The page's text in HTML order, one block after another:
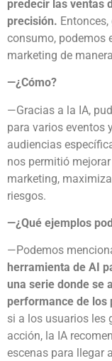
predecir las ventas
precisión.
consumo, podemos
marketing de
—¿Cómo?
—Gracias a la IA,
para varios eventos
audiencias
nos permitió
marketing,
riesgos.
—¿Qué ejemplos
—Podemos
herramienta de AI
una serie donde se
performance de los
si a los usuarios les
acción, la IA
escenas para llegar